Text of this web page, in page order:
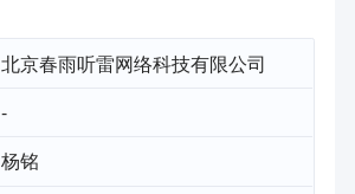
北京春雨听雷网络科技有限公司
-
杨铭